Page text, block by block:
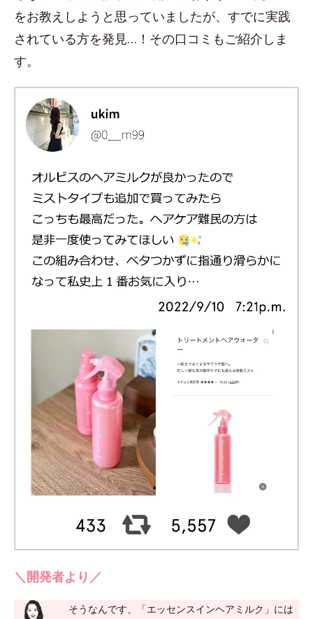
をお教えしようと思っていましたが、すでに実践
されている方を発見…！その口コミもご紹介しま
す。
＼開発者より／
そうなんです、「エッセンスインヘアミルク」には